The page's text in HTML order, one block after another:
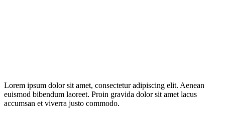
Lorem ipsum dolor sit amet, consectetur adipiscing elit. Aenean
euismod bibendum laoreet. Proin gravida dolor sit amet lacus
accumsan et viverra justo commodo.